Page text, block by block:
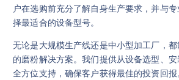
户在选购前充分了解自身生产要求，并与
择最适合的设备型号。
无论是大规模生产线还是中小型加工厂，
的磨粉解决方案。我们提供从设备选型、
全方位支持，确保客户获得最佳的投资回报